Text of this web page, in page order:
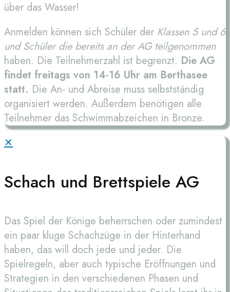
über das Wasser!
Anmelden können sich Schüler der Klassen 5 und 6
und Schüler die bereits an der AG teilgenommen
haben. Die Teilnehmerzahl ist begrenzt. Die AG
findet freitags von 14-16 Uhr am Berthasee
statt. Die An- und Abreise muss selbstständig
organisiert werden. Außerdem benötigen alle
Teilnehmer das Schwimmabzeichen in Bronze.
✕
Schach und Brettspiele AG
Das Spiel der Könige beherrschen oder zumindest
ein paar kluge Schachzüge in der Hinterhand
haben, das will doch jede und jeder. Die
Spielregeln, aber auch typische Eröffnungen und
Strategien in den verschiedenen Phasen und